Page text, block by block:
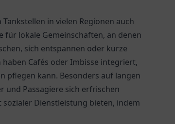
in vielen Regionen auch
für lokale Gemeinschaften, an denen
sich entspannen oder kurze
Cafés oder Imbisse integriert,
pflegen kann. Besonders auf langen
und Passagiere sich erfrischen
Dienstleistung bieten, indem